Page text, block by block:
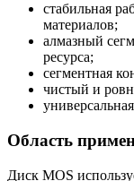
стабильная
материалов;
алмазный
ресурса;
сегментная
чистый и
Область
Диск MOS